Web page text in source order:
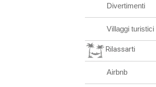
Divertimenti
Villaggi turistici
Rilassarti
Airbnb